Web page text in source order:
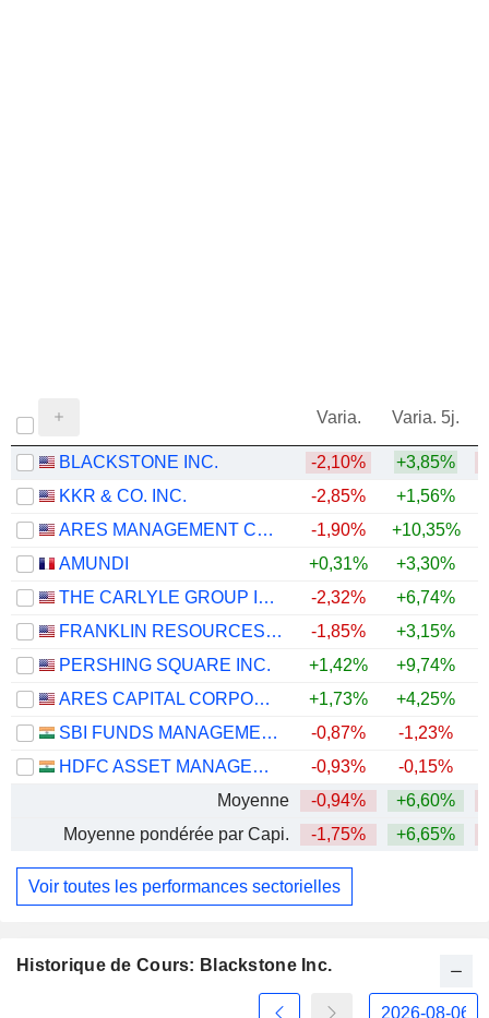
Varia. Varia. 5j.
BLACKSTONE INC. -2,10% +3,85%
KKR & CO. INC.
-2,85% +1,56%
ARES MANAGEMENT CORPORATION
-1,90% +10,35%
AMUNDI
+0,31% +3,30%
THE CARLYLE GROUP INC.
-2,32% +6,74%
FRANKLIN RESOURCES, INC.
-1,85% +3,15%
PERSHING SQUARE INC.
+1,42%
+9,74%
ARES CAPITAL CORPORATION
+1,73% +4,25%
SBI FUNDS MANAGEMENT LIMITED
-0,87%
-1,23%
HDFC ASSET MANAGEMENT COMPANY LIMITED
-0,93% -0,15%
Moyenne
-0,94% +6,60%
Moyenne pondérée par Capi.
-1,75% +6,65%
Voir toutes les performances sectorielles
Historique de Cours: Blackstone Inc.